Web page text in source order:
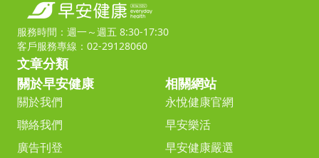
服務時間：週一～週五 8:30-17:30
客戶服務專線：02-29128060
文章分類
關於早安健康
關於我們
聯絡我們
廣告刊登
相關網站
永悅健康官網
早安樂活
早安健康嚴選